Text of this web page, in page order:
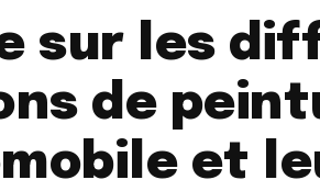
sur les
de
et